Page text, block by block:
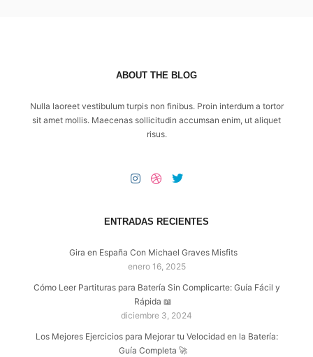
ABOUT THE BLOG
Nulla laoreet vestibulum turpis non finibus. Proin interdum a tortor
sit amet mollis. Maecenas sollicitudin accumsan enim, ut aliquet
risus.
ENTRADAS RECIENTES
Gira en España Con Michael Graves Misfits
enero 16, 2025
Cómo Leer Partituras para Batería Sin Complicarte: Guía Fácil y
Rápida 📖
diciembre 3, 2024
Los Mejores Ejercicios para Mejorar tu Velocidad en la Batería:
Guía Completa 🚀